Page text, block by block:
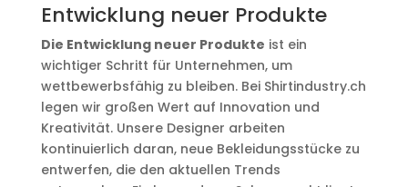
Entwicklung neuer Produkte
Die Entwicklung neuer Produkte ist ein
wichtiger Schritt für Unternehmen, um
wettbewerbsfähig zu bleiben. Bei Shirtindustry.ch
legen wir großen Wert auf Innovation und
Kreativität. Unsere Designer arbeiten
kontinuierlich daran, neue Bekleidungsstücke zu
entwerfen, die den aktuellen Trends